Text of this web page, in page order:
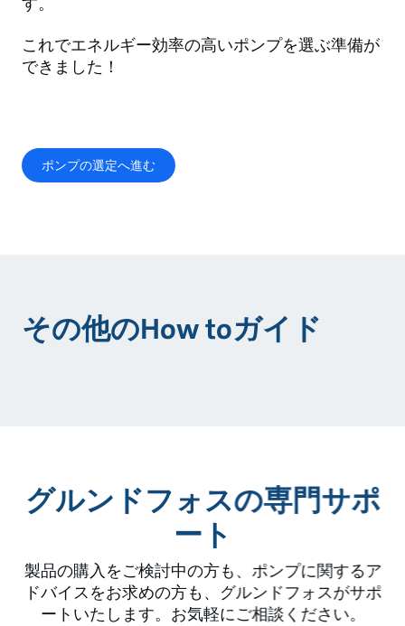
これでエネルギー効率の高いポンプを選ぶ準備が
できました！
ポンプの選定へ進む
その他のHow toガイド
グルンドフォスの専門サポ
ート
製品の購入をご検討中の方も、ポンプに関するア
ドバイスをお求めの方も、グルンドフォスがサポ
ートいたします。お気軽にご相談ください。